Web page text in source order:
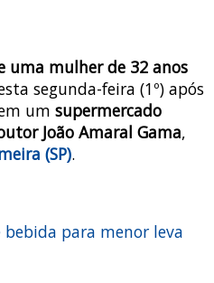
uma mulher de 32 anos
segunda-feira (1º) após
um supermercado
João Amaral Gama,
(SP).
bebida para menor leva